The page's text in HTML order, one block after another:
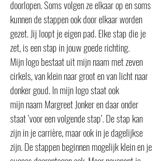
doorlopen. Soms volgen ze elkaar op en soms
kunnen de stappen ook door elkaar worden
gezet. Jij loopt je eigen pad. Elke stap die je
zet, is een stap in jouw goede richting.
Mijn logo bestaat uit mijn naam met zeven
cirkels, van klein naar groot en van licht naar
donker goud. In mijn logo staat ook
mijn naam Margreet Jonker en daar onder
staat ‘voor een volgende stap’. De stap kan
zijn in je carrière, maar ook in je dagelijkse
zijn. De stappen beginnen mogelijk klein en je